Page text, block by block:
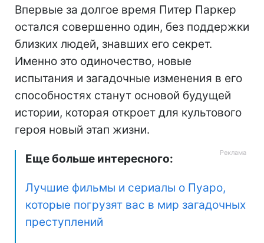
Впервые за долгое время Питер Паркер
остался совершенно один, без поддержки
близких людей, знавших его секрет.
Именно это одиночество, новые
испытания и загадочные изменения в его
способностях станут основой будущей
истории, которая откроет для культового
героя новый этап жизни.
Еще больше интересного:
Лучшие фильмы и сериалы о Пуаро,
которые погрузят вас в мир загадочных
преступлений